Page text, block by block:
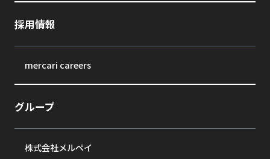
採用情報
mercari careers
グループ
株式会社メルペイ